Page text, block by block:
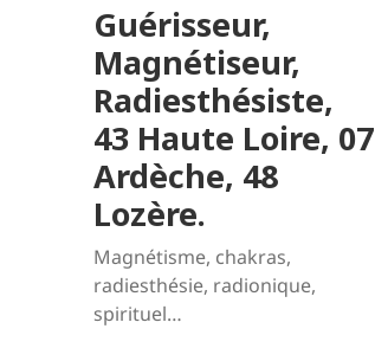
Guérisseur,
Magnétiseur,
Radiesthésiste,
43 Haute Loire, 07
Ardèche, 48
Lozère.
Magnétisme, chakras,
radiesthésie, radionique,
spirituel…